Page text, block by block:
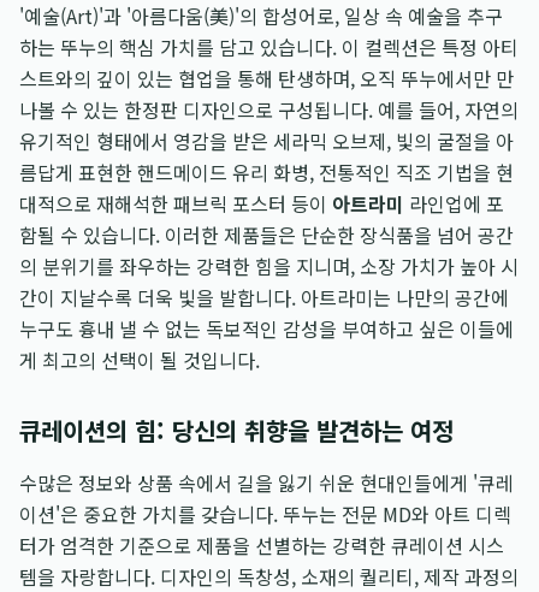
'예술(Art)'과 '아름다움(美)'의 합성어로, 일상 속 예술을 추구
하는 뚜누의 핵심 가치를 담고 있습니다. 이 컬렉션은 특정 아티
스트와의 깊이 있는 협업을 통해 탄생하며, 오직 뚜누에서만 만
나볼 수 있는 한정판 디자인으로 구성됩니다. 예를 들어, 자연의
유기적인 형태에서 영감을 받은 세라믹 오브제, 빛의 굴절을 아
름답게 표현한 핸드메이드 유리 화병, 전통적인 직조 기법을 현
대적으로 재해석한 패브릭 포스터 등이 아트라미 라인업에 포
함될 수 있습니다. 이러한 제품들은 단순한 장식품을 넘어 공간
의 분위기를 좌우하는 강력한 힘을 지니며, 소장 가치가 높아 시
간이 지날수록 더욱 빛을 발합니다. 아트라미는 나만의 공간에
누구도 흉내 낼 수 없는 독보적인 감성을 부여하고 싶은 이들에
게 최고의 선택이 될 것입니다.
큐레이션의 힘: 당신의 취향을 발견하는 여정
수많은 정보와 상품 속에서 길을 잃기 쉬운 현대인들에게 '큐레
이션'은 중요한 가치를 갖습니다. 뚜누는 전문 MD와 아트 디렉
터가 엄격한 기준으로 제품을 선별하는 강력한 큐레이션 시스
템을 자랑합니다. 디자인의 독창성, 소재의 퀄리티, 제작 과정의